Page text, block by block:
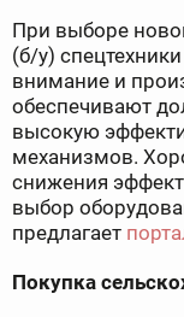
При выборе
(б/у)
внимание и
обеспечивают
высокую
механизмов.
снижения
выбор
предлагает
Покупка